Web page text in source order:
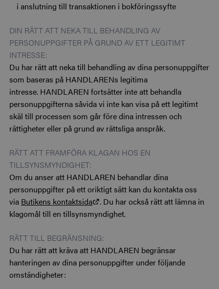
i anslutning till transaktionen i bokföringssyfte
DIN RÄTT ATT NEKA TILL BEHANDLING AV
PERSONUPPGIFTER PÅ GRUND AV ETT LEGITIMT
INTRESSE:
Du har rätt att neka till behandling av dina personuppgifter
som baseras på HANDLARENs legitima
intresse. HANDLAREN fortsätter inte att behandla
personuppgifterna såvida vi inte kan visa på ett legitimt
skäl till processen som går före dina intressen och
rättigheter eller på grund av rättsliga anspråk.
RÄTT ATT FRAMFÖRA KLAGAN HOS EN
TILLSYNSMYNDIGHET:
Om du anser att HANDLAREN behandlar dina
personuppgifter på ett oriktigt sätt kan du kontakta oss
via Butikens kontaktsida
. Du har också rätt att lämna in
klagomål till en tillsynsmyndighet.
RÄTT TILL BEGRÄNSNING:
Du har rätt att kräva att HANDLAREN begränsar
hanteringen av dina personuppgifter under följande
omständigheter: